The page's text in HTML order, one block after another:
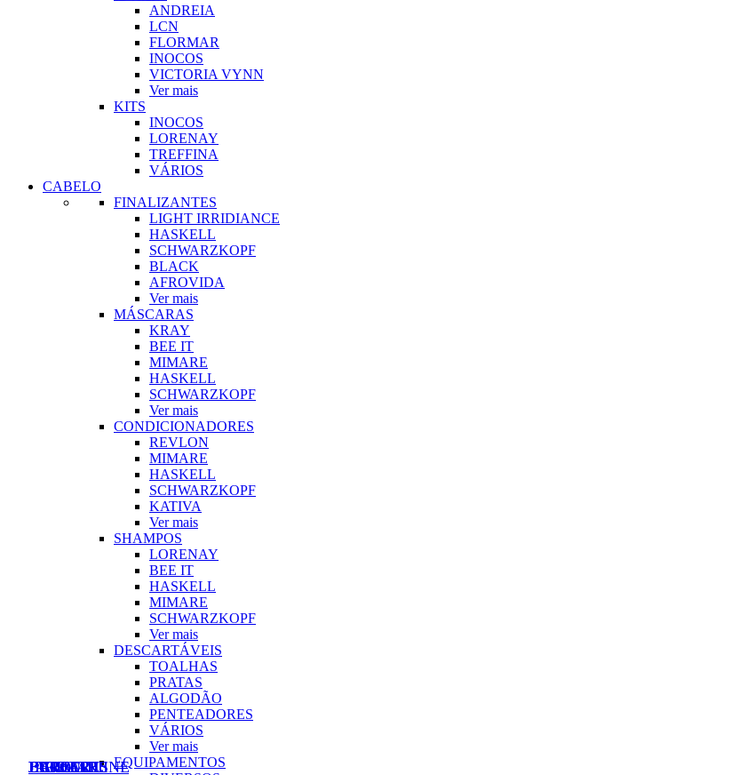
ANDREIA
LCN
FLORMAR
INOCOS
VICTORIA VYNN
Ver mais
KITS
INOCOS
LORENAY
TREFFINA
VÁRIOS
CABELO
FINALIZANTES
LIGHT IRRIDIANCE
HASKELL
SCHWARZKOPF
BLACK
AFROVIDA
Ver mais
MÁSCARAS
KRAY
BEE IT
MIMARE
HASKELL
SCHWARZKOPF
Ver mais
CONDICIONADORES
REVLON
MIMARE
HASKELL
SCHWARZKOPF
KATIVA
Ver mais
SHAMPOS
LORENAY
BEE IT
HASKELL
MIMARE
SCHWARZKOPF
Ver mais
DESCARTÁVEIS
TOALHAS
PRATAS
ALGODÃO
PENTEADORES
VÁRIOS
Ver mais
EQUIPAMENTOS
EUROSTIL
JAGUAR
HERCULES
HAIRCARE
BARBER LINE
BIFULL